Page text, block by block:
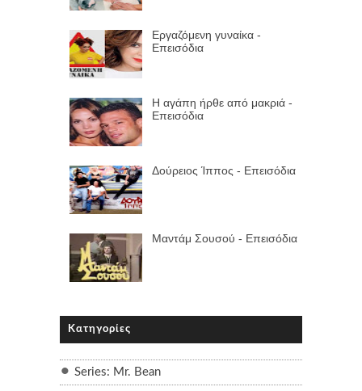
Εργαζόμενη γυναίκα -
Επεισόδια
Η αγάπη ήρθε από μακριά -
Επεισόδια
Δούρειος Ίππος - Επεισόδια
Μαντάμ Σουσού - Επεισόδια
Κατηγορίες
Series: Mr. Bean